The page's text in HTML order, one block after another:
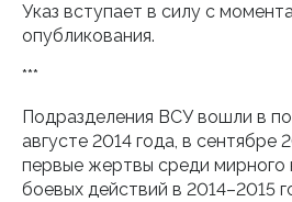
Указ вступает в силу с
опубликования.
***
Подразделения ВСУ вошли в
августе 2014 года, в сентябре
первые жертвы среди мирного
боевых действий в 2014–2015